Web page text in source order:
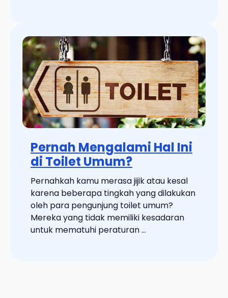
Pernah Mengalami Hal Ini
di Toilet Umum?
Pernahkah kamu merasa jijik atau kesal
karena beberapa tingkah yang dilakukan
oleh para pengunjung toilet umum?
Mereka yang tidak memiliki kesadaran
untuk mematuhi peraturan ...